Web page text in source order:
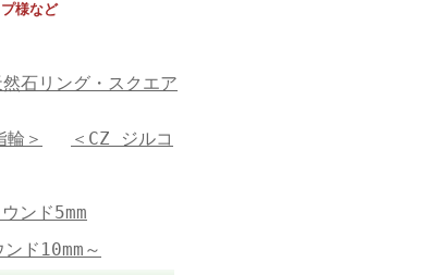
様など
然石リング・スクエア
輪＞
＜CZ ジルコ
ンド5mm
ド10mm～